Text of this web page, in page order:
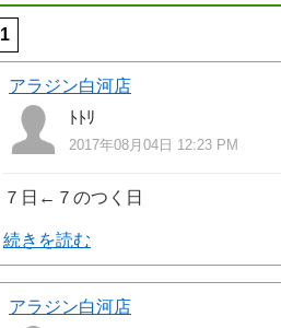
1
アラジン白河店
ﾄﾄﾘ
2017年08月04日 12:23 PM
７日←７のつく日
続きを読む
アラジン白河店